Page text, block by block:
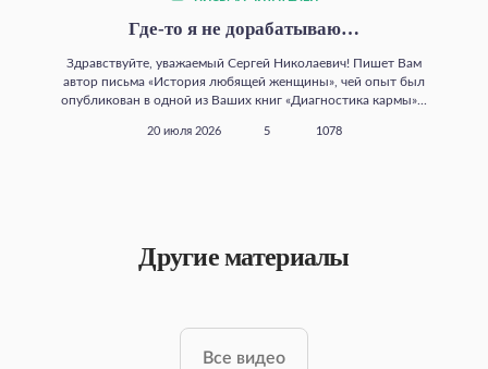
Где‑то я не дорабатываю…
Здравствуйте, уважаемый Сергей Николаевич! Пишет Вам
автор письма «История любящей женщины», чей опыт был
опубликован в одной из Ваших книг «Диагностика кармы»...
20 июля 2026 5 1078
Другие материалы
Все видео